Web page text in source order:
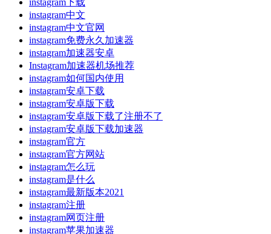
instagram中文
instagram中文官网
instagram免费永久加速器
instagram加速器安卓
Instagram加速器机场推荐
instagram如何国内使用
instagram安卓下载
instagram安卓版下载
instagram安卓版下载了注册不了
instagram安卓版下载加速器
instagram官方
instagram官方网站
instagram怎么玩
instagram是什么
instagram最新版本2021
instagram注册
instagram网页注册
instagram苹果加速器